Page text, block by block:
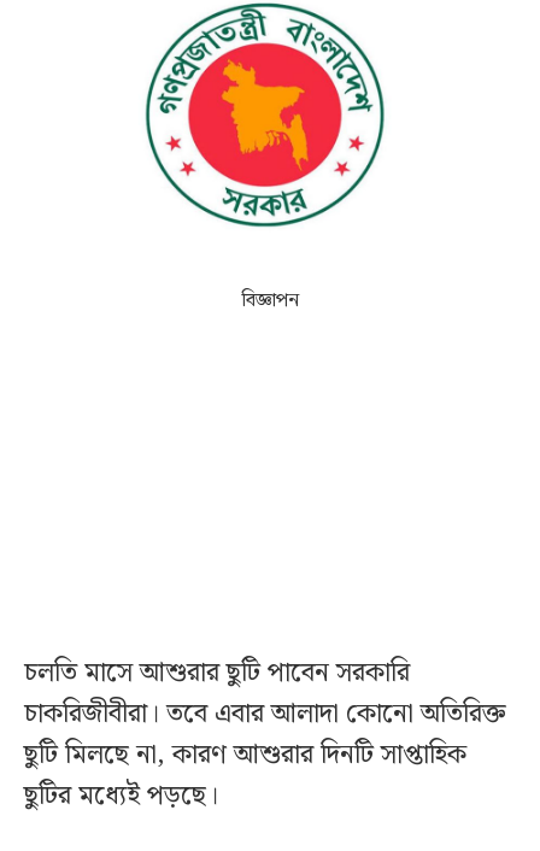
বিজ্ঞাপন
চলতি মাসে আশুরার ছুটি পাবেন সরকারি
চাকরিজীবীরা। তবে এবার আলাদা কোনো অতিরিক্ত
ছুটি মিলছে না, কারণ আশুরার দিনটি সাপ্তাহিক
ছুটির মধ্যেই পড়ছে।